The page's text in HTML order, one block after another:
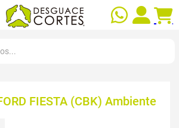
FIESTA (CBK) Ambiente